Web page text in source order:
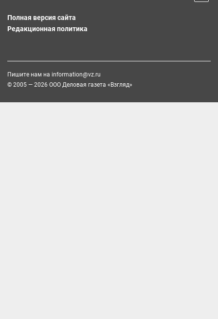
Полная версия сайта
Редакционная политика
Пишите нам на information@vz.ru
© 2005 — 2026 ООО Деловая газета «Взгляд»